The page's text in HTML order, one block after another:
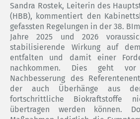
Sandra Rostek, Leiterin des
(HBB), kommentiert den
gefassten Regelungen in der 38.
Jahre 2025 und 2026
stabilisierende Wirkung auf dem
entfalten und damit einer
nachkommen. Dies geht
Nachbesserung des
der auch Überhänge aus
fortschrittliche Biokraftstoffe
übertragen werden können.